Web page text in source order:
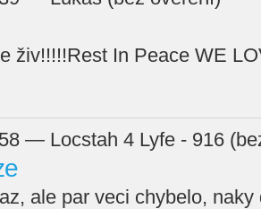
živ!!!!!Rest In Peace WE
— Locstah 4 Lyfe - 916
ale par veci chybelo,